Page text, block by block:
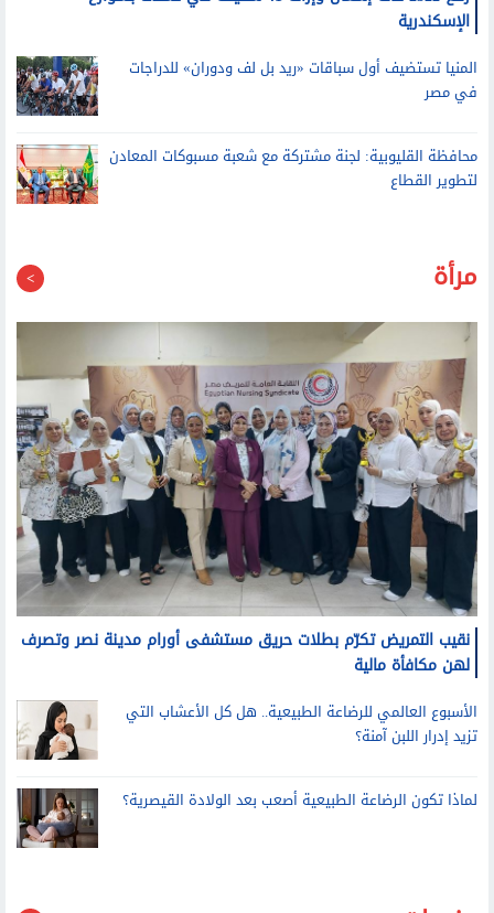
رفع 2322 حالة إشغال وإزالة 41 سقيفة في حملات بشوارع
الإسكندرية
المنيا تستضيف أول سباقات «ريد بل لف ودوران» للدراجات
في مصر
محافظة القليوبية: لجنة مشتركة مع شعبة مسبوكات المعادن
لتطوير القطاع
مرأة
نقيب التمريض تكرّم بطلات حريق مستشفى أورام مدينة نصر وتصرف
لهن مكافأة مالية
الأسبوع العالمي للرضاعة الطبيعية.. هل كل الأعشاب التي
تزيد إدرار اللبن آمنة؟
لماذا تكون الرضاعة الطبيعية أصعب بعد الولادة القيصرية؟